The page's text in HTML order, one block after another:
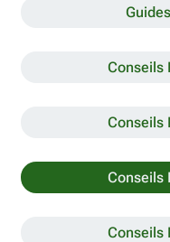
Conseils
Conseils
Conseils
Conseils